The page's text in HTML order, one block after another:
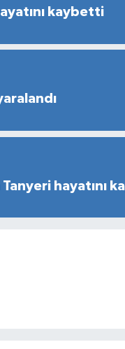
kaybetti
Tanyeri hayatını